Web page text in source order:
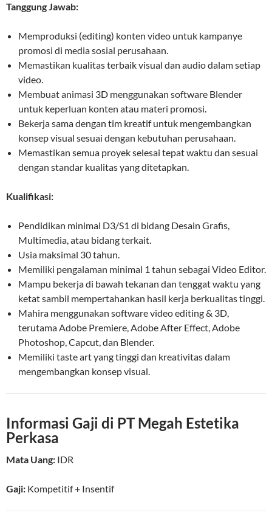
Tanggung Jawab:
Memproduksi (editing) konten video untuk kampanye
promosi di media sosial perusahaan.
Memastikan kualitas terbaik visual dan audio dalam setiap
video.
Membuat animasi 3D menggunakan software Blender
untuk keperluan konten atau materi promosi.
Bekerja sama dengan tim kreatif untuk mengembangkan
konsep visual sesuai dengan kebutuhan perusahaan.
Memastikan semua proyek selesai tepat waktu dan sesuai
dengan standar kualitas yang ditetapkan.
Kualifikasi:
Pendidikan minimal D3/S1 di bidang Desain Grafis,
Multimedia, atau bidang terkait.
Usia maksimal 30 tahun.
Memiliki pengalaman minimal 1 tahun sebagai Video Editor.
Mampu bekerja di bawah tekanan dan tenggat waktu yang
ketat sambil mempertahankan hasil kerja berkualitas tinggi.
Mahira menggunakan software video editing & 3D,
terutama Adobe Premiere, Adobe After Effect, Adobe
Photoshop, Capcut, dan Blender.
Memiliki taste art yang tinggi dan kreativitas dalam
mengembangkan konsep visual.
Informasi Gaji di PT Megah Estetika
Perkasa
Mata Uang: IDR
Gaji: Kompetitif+ Insentif